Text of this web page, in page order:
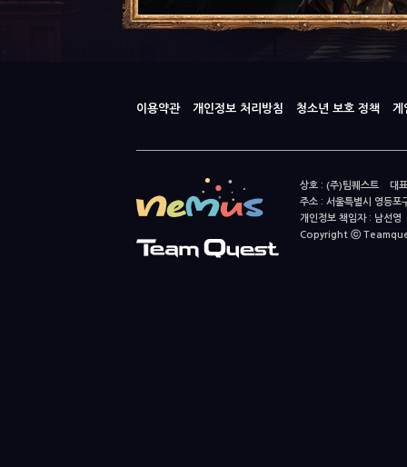
이용약관 개인정보 처리방침 청소년 보호 정책 게
상호 : (주)팀퀘스트 대
주소 : 서울특별시 영등
개인정보 책임자 : 남
Copyright ⓒ